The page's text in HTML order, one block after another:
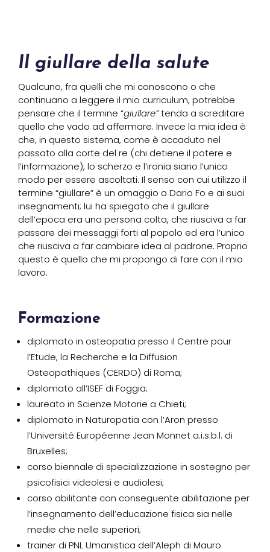
Il giullare della salute
Qualcuno, fra quelli che mi conoscono o che
continuano a leggere il mio curriculum, potrebbe
pensare che il termine “giullare”tenda a screditare
quello che vado ad affermare. Invece la mia idea è
che, in questo sistema, come è accaduto nel
passato alla corte del re (chi detiene il potere e
l’informazione), lo scherzo e l’ironia siano l’unico
modo per essere ascoltati. Il senso con cui utilizzo il
termine “giullare” è un omaggio a Dario Fo e ai suoi
insegnamenti; lui ha spiegato che il giullare
dell’epoca era una persona colta, che riusciva a far
passare dei messaggi forti al popolo ed era l’unico
che riusciva a far cambiare idea al padrone. Proprio
questo è quello che mi propongo di fare con il mio
lavoro.
Formazione
diplomato in osteopatia presso il Centre pour
l’Etude, la Recherche e la Diffusion
Osteopathiques (CERDO) di Roma;
diplomato all’ISEF di Foggia;
laureato in Scienze Motorie a Chieti;
diplomato in Naturopatia con l’Aron presso
l’Université Européenne Jean Monnet a.i.s.b.l. di
Bruxelles;
corso biennale di specializzazione in sostegno per
psicofisici videolesi e audiolesi;
corso abilitante con conseguente abilitazione per
l’insegnamento dell’educazione fisica sia nelle
medie che nelle superiori;
trainer di PNL Umanistica dell’Aleph di Mauro